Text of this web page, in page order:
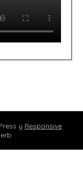
y Responsive